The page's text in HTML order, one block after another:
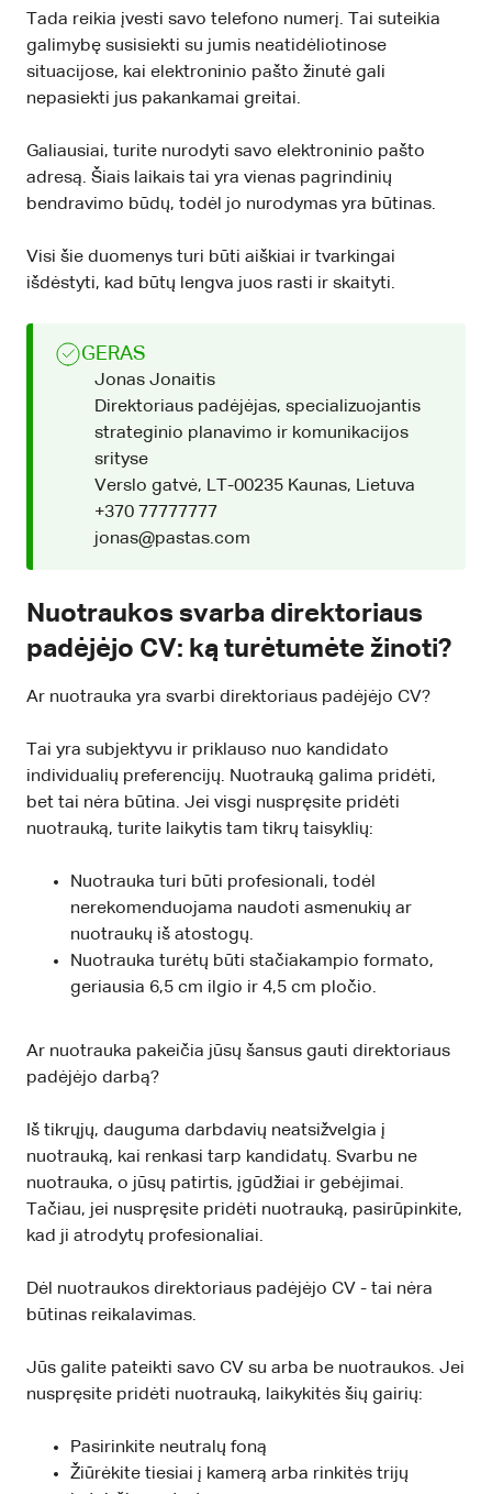
Tada reikia įvesti savo telefono numerį. Tai suteikia
galimybę susisiekti su jumis neatidėliotinose
situacijose, kai elektroninio pašto žinutė gali
nepasiekti jus pakankamai greitai.
Galiausiai, turite nurodyti savo elektroninio pašto
adresą. Šiais laikais tai yra vienas pagrindinių
bendravimo būdų, todėl jo nurodymas yra būtinas.
Visi šie duomenys turi būti aiškiai ir tvarkingai
išdėstyti, kad būtų lengva juos rasti ir skaityti.
GERAS
Jonas Jonaitis
Direktoriaus padėjėjas, specializuojantis
strateginio planavimo ir komunikacijos
srityse
Verslo gatvė, LT-00235 Kaunas, Lietuva
+370 77777777
jonas@pastas.com
Nuotraukos svarba direktoriaus
padėjėjo CV: ką turėtumėte žinoti?
Ar nuotrauka yra svarbi direktoriaus padėjėjo CV?
Tai yra subjektyvu ir priklauso nuo kandidato
individualių preferencijų. Nuotrauką galima pridėti,
bet tai nėra būtina. Jei visgi nuspręsite pridėti
nuotrauką, turite laikytis tam tikrų taisyklių:
Nuotrauka turi būti profesionali, todėl
nerekomenduojama naudoti asmenukių ar
nuotraukų iš atostogų.
Nuotrauka turėtų būti stačiakampio formato,
geriausia 6,5 cm ilgio ir 4,5 cm pločio.
Ar nuotrauka pakeičia jūsų šansus gauti direktoriaus
padėjėjo darbą?
Iš tikrųjų, dauguma darbdavių neatsižvelgia į
nuotrauką, kai renkasi tarp kandidatų. Svarbu ne
nuotrauka, o jūsų patirtis, įgūdžiai ir gebėjimai.
Tačiau, jei nuspręsite pridėti nuotrauką, pasirūpinkite,
kad ji atrodytų profesionaliai.
Dėl nuotraukos direktoriaus padėjėjo CV - tai nėra
būtinas reikalavimas.
Jūs galite pateikti savo CV su arba be nuotraukos. Jei
nuspręsite pridėti nuotrauką, laikykitės šių gairių:
Pasirinkite neutralų foną
Žiūrėkite tiesiai į kamerą arba rinkitės trijų